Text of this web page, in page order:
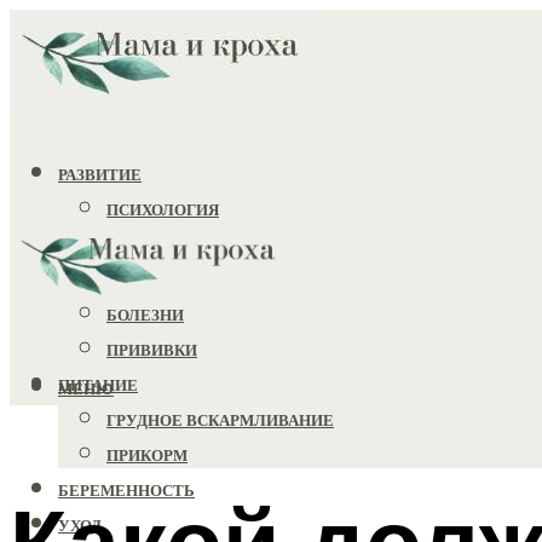
РАЗВИТИЕ
ПСИХОЛОГИЯ
ИГРУШКИ
ЗДОРОВЬЕ
БОЛЕЗНИ
ПРИВИВКИ
ПИТАНИЕ
ГРУДНОЕ ВСКАРМЛИВАНИЕ
ПРИКОРМ
БЕРЕМЕННОСТЬ
УХОД
МЕНЮ